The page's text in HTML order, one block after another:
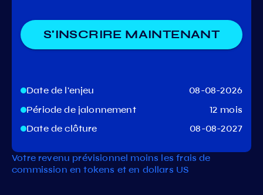
S'INSCRIRE MAINTENANT
Date de l'enjeu
08-08-2026
Période de jalonnement
12 mois
Date de clôture
08-08-2027
Votre revenu prévisionnel moins les frais de
commission en tokens et en dollars US